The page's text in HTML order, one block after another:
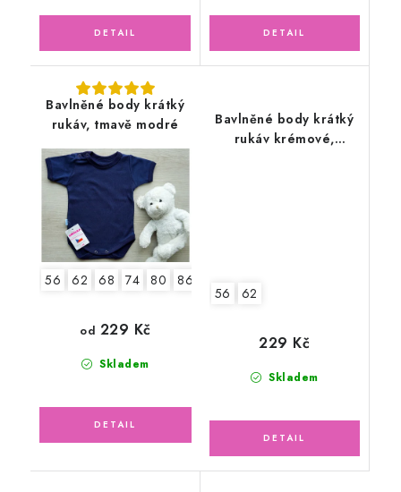
Bavlněné body krátký
rukáv, tmavě modré
56 62 68 74 80 86
Skladem
od 229 Kč
Bavlněné body krátký
rukáv krémové,
56 62
Skladem
229 Kč